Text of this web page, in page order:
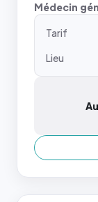
Médecin
Tarif
Lieu